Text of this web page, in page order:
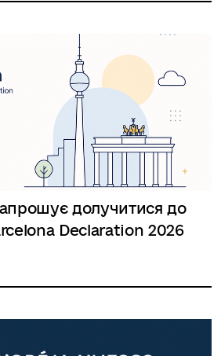
долучитися до
Declaration 2026